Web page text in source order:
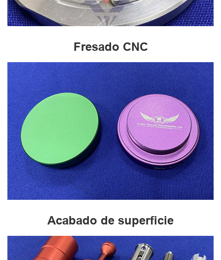
Fresado CNC
Acabado de superficie